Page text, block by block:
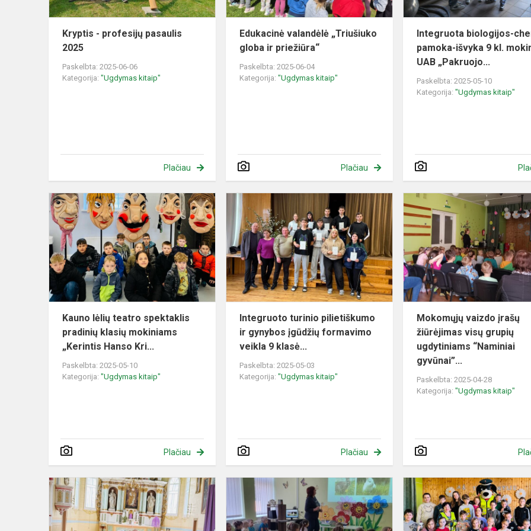
Kryptis - profesijų pasaulis
2025
Paskelbta: 2025-06-06
Kategorija: "Ugdymas kitaip"
Plačiau
Edukacinė valandėlė „Triušiuko
globa ir priežiūra“
Paskelbta: 2025-06-04
Kategorija:"Ugdymas kitaip"
Plačiau
Integruota biologijos-
pamoka-išvyka 9 kl.
UAB „Pakruojo...
Paskelbta: 2025-05-10
Kategorija:"Ugdymas kitaip"
Kauno
lėlių
teatro
spektaklis
pradinių
klasių
mokiniams
„Ke...
Kauno lėlių teatro spektaklis
pradinių klasių mokiniams
„Kerintis Hanso Kri...
Paskelbta: 2025-05-10
Kategorija: "Ugdymas kitaip"
Plačiau
Integruoto
turinio
pilietiškumo
gynybos
įgūdžių
formavim...
Integruoto turinio pilietiškumo
ir gynybos įgūdžių formavimo
veikla 9 klasė...
Paskelbta: 2025-05-03
Kategorija:"Ugdymas kitaip"
Plačiau
Mokomųjų vaizdo įrašų
žiūrėjimas visų grupių
ugdytiniams “Naminiai
gyvūnai”...
Paskelbta: 2025-04-28
Kategorija:"Ugdymas kitaip"
Pamokėlė
klasių
Naminių
laukinių
gyvūnų,